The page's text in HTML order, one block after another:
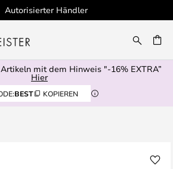
Autorisierter Händler
mit dem Hinweis "-16% EXTRA”
Hier
BEST KOPIEREN